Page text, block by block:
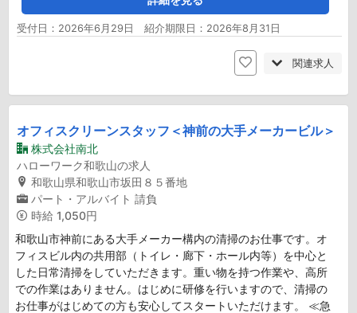
受付日：2026年6月29日 紹介期限日：2026年8月31日
関連求人
オフィスクリーンスタッフ＜神前の大手メーカービル＞
株式会社南北
ハローワーク和歌山の求人
和歌山県和歌山市坂田８５番地
パート・アルバイト 請負
時給 1,050円
和歌山市神前にある大手メーカー構内の清掃のお仕事です。オ
フィスビル内の共用部（トイレ・廊下・ホール内等）を中心と
した日常清掃をしていただきます。重い物を持つ作業や、高所
での作業はありません。はじめに研修を行いますので、清掃の
お仕事がはじめての方も安心してスタートいただけます。 ≪急